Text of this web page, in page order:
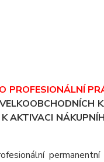
PROFESIONÁLNÍ
AKTIVACI